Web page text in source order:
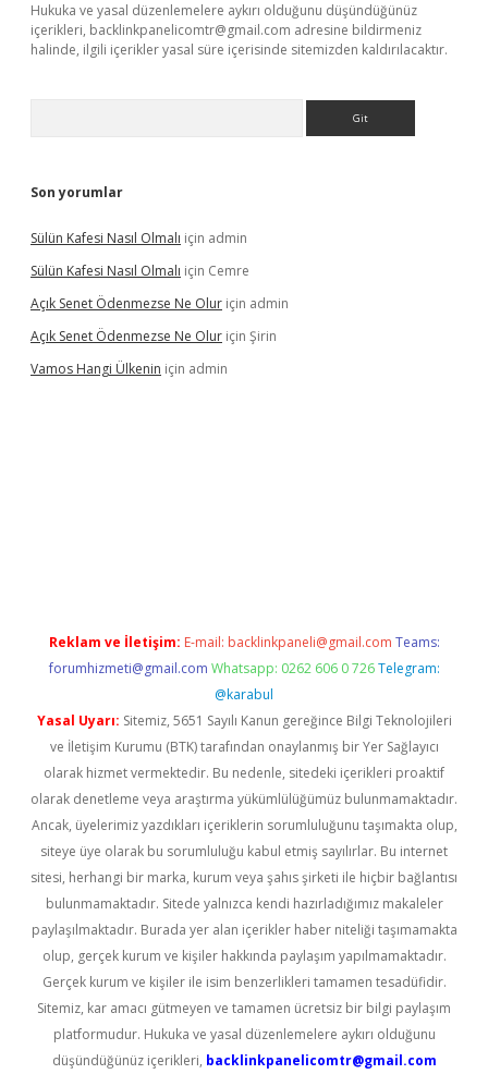
Hukuka ve yasal düzenlemelere aykırı olduğunu düşündüğünüz
içerikleri, backlinkpanelicomtr@gmail.com adresine bildirmeniz
halinde, ilgili içerikler yasal süre içerisinde sitemizden kaldırılacaktır.
Son yorumlar
Sülün Kafesi Nasıl Olmalı için admin
Sülün Kafesi Nasıl Olmalı için Cemre
Açık Senet Ödenmezse Ne Olur için admin
Açık Senet Ödenmezse Ne Olur için Şirin
Vamos Hangi Ülkenin için admin
Reklam ve İletişim: E-mail: backlinkpaneli@gmail.com Teams:
forumhizmeti@gmail.com Whatsapp: 0262 606 0 726 Telegram:
@karabul
Yasal Uyarı: Sitemiz, 5651 Sayılı Kanun gereğince Bilgi Teknolojileri
ve İletişim Kurumu (BTK) tarafından onaylanmış bir Yer Sağlayıcı
olarak hizmet vermektedir. Bu nedenle, sitedeki içerikleri proaktif
olarak denetleme veya araştırma yükümlülüğümüz bulunmamaktadır.
Ancak, üyelerimiz yazdıkları içeriklerin sorumluluğunu taşımakta olup,
siteye üye olarak bu sorumluluğu kabul etmiş sayılırlar. Bu internet
sitesi, herhangi bir marka, kurum veya şahıs şirketi ile hiçbir bağlantısı
bulunmamaktadır. Sitede yalnızca kendi hazırladığımız makaleler
paylaşılmaktadır. Burada yer alan içerikler haber niteliği taşımamakta
olup, gerçek kurum ve kişiler hakkında paylaşım yapılmamaktadır.
Gerçek kurum ve kişiler ile isim benzerlikleri tamamen tesadüfidir.
Sitemiz, kar amacı gütmeyen ve tamamen ücretsiz bir bilgi paylaşım
platformudur. Hukuka ve yasal düzenlemelere aykırı olduğunu
düşündüğünüz içerikleri, backlinkpanelicomtr@gmail.com